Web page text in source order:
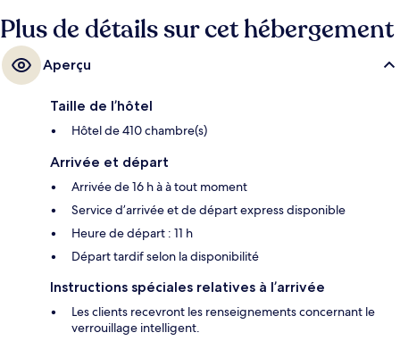
d’entraînement physique et terrasse sont d’autres commodités offertes
à hôtel de luxe. Les autres voyageurs adorent le personnel serviable.
Plus de détails sur cet hébergement
Aperçu
Taille de l’hôtel
Hôtel de 410 chambre(s)
Arrivée et départ
Arrivée de 16 h à à tout moment
Service d’arrivée et de départ express disponible
Heure de départ : 11 h
Départ tardif selon la disponibilité
Instructions spéciales relatives à l’arrivée
Les clients recevront les renseignements concernant le
verrouillage intelligent.